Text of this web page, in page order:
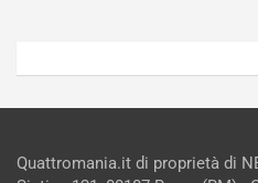
Quattromania.it di proprietà di